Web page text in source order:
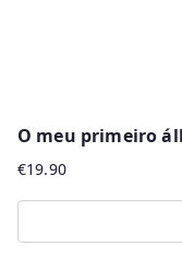
O meu primeiro
€19.90